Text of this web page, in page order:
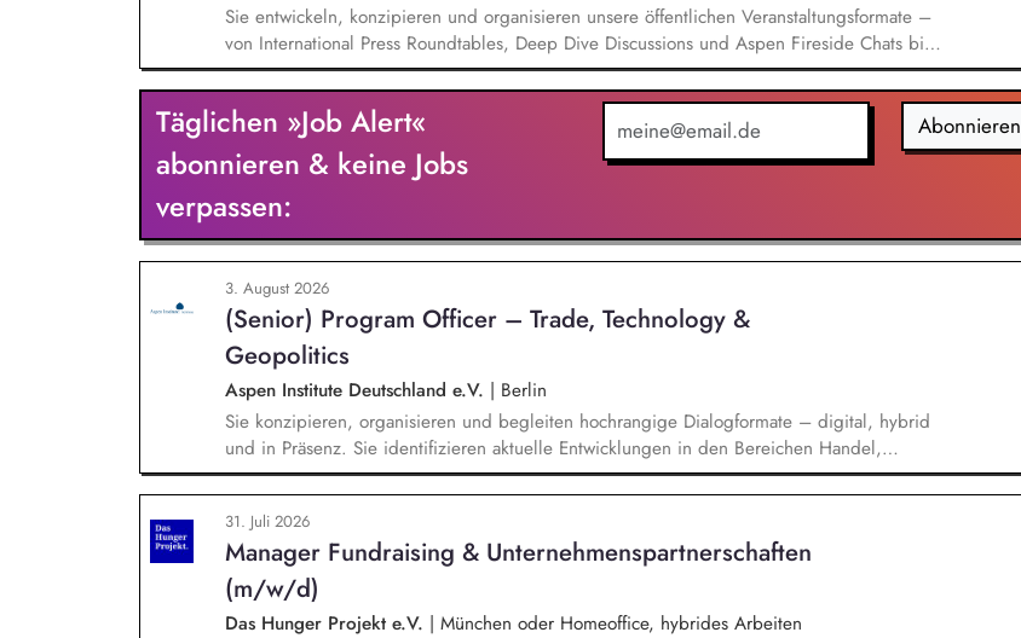
Sie entwickeln, konzipieren und organisieren unsere öffentlichen Veranstaltungsformate –
von International Press Roundtables, Deep Dive Discussions und Aspen Fireside Chats bis
hin zu besonderen Formaten wie der Aspen Summer Party, der Aspen Gala und neuen
Veranstaltungsformaten. Sie identifizieren aktuelle politische Themen und gewinnen
hochrangige Referentinnen sowie Diskussionspartnerinnen aus Politik, Wirtschaft,
Wissenschaft, Medien und Zivilgesellschaft.
Täglichen »Job Alert«
abonnieren & keine Jobs
verpassen:
Abonnieren
3. August 2026
(Senior) Program Officer – Trade, Technology &
Geopolitics
Aspen Institute Deutschland e.V. | Berlin
Sie konzipieren, organisieren und begleiten hochrangige Dialogformate – digital, hybrid
und in Präsenz. Sie identifizieren aktuelle Entwicklungen in den Bereichen Handel,
Technologie, Geopolitik und wirtschaftliche Sicherheit und bereiten diese für
Veranstaltungen, Hintergrundgespräche, Publikationen und politische Diskussionen auf.
Sie identifizieren und gewinnen Referent*innen sowie Diskussionspartner aus Politik,
Wirtschaft, Wissenschaft und Zivilgesellschaft.
31. Juli 2026
Manager Fundraising & Unternehmenspartnerschaften
(m/w/d)
Das Hunger Projekt e.V. | München oder Homeoffice, hybrides Arbeiten